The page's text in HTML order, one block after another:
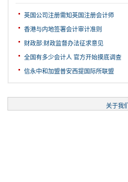
英国公司注册需知英国注册会计师
香港与内地签署会计审计准则
财政部:财政监督办法征求意见
全国有多少会计人 官方开始摸底调查
信永中和加盟普安西提国际所联盟
关于我们